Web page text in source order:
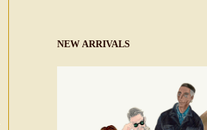
NEW ARRIVALS